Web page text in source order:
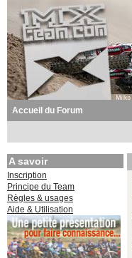
Accueil du Forum
A savoir
Inscription
Principe du Team
Règles & usages
Aide & Utilisation